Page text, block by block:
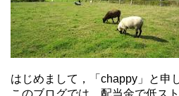
はじめまして，「chappy」と申